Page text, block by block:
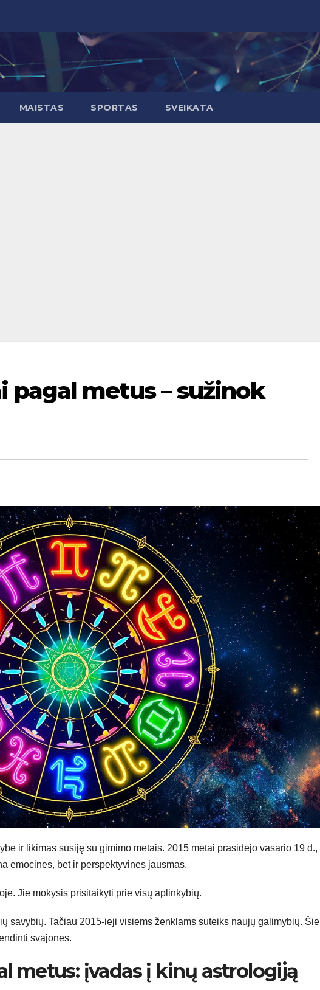
MAISTAS SPORTAS SVEIKATA
pagal metus – sužinok
ir likimas susiję su gimimo metais. 2015 metai prasidėjo vasario 19 d.,
emocines, bet ir perspektyvines jausmas.
Jie mokysis prisitaikyti prie visų aplinkybių.
savybių. Tačiau 2015-ieji visiems ženklams suteiks naujų galimybių. Šie
svajones.
metus: įvadas į kinų astrologiją